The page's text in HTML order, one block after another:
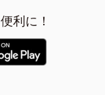
利に！